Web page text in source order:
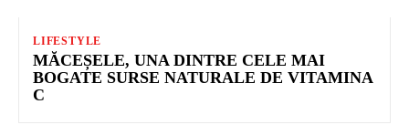
LIFESTYLE
MĂCEȘELE, UNA DINTRE CELE MAI
BOGATE SURSE NATURALE DE VITAMINA
C